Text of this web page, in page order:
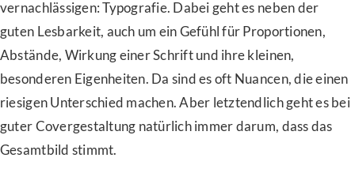
vernachlässigen: Typografie. Dabei geht es neben der
guten Lesbarkeit, auch um ein Gefühl für Proportionen,
Abstände, Wirkung einer Schrift und ihre kleinen,
besonderen Eigenheiten. Da sind es oft Nuancen, die einen
riesigen Unterschied machen. Aber letztendlich geht es bei
guter Covergestaltung natürlich immer darum, dass das
Gesamtbild stimmt.